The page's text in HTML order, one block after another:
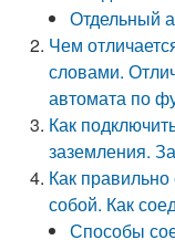
Отдельный
Чем
словами.
автомата по
Как
заземления.
Как
собой. Как
Способы